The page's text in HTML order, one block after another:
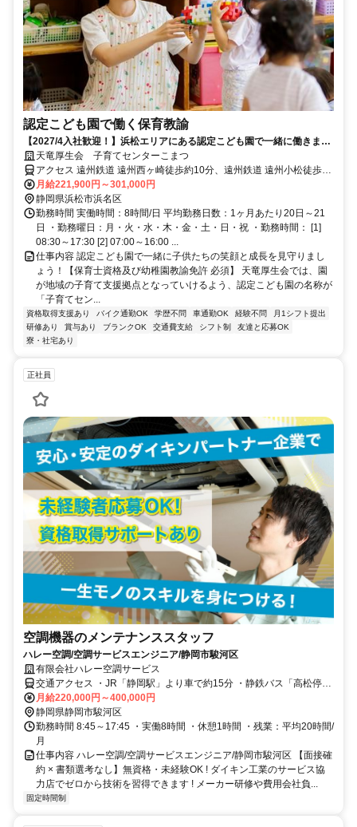
認定こども園で働く保育教諭
【2027/4入社歓迎！】浜松エリアにある認定こども園で一緒に働きませ
んか？働き方の相談OKです！
天竜厚生会 子育てセンターこまつ
アクセス 遠州鉄道 遠州西ヶ崎徒歩約10分、遠州鉄道 遠州小松徒歩約
10分、遠州鉄道 浜北徒歩約23分
月給221,900円～301,000円
静岡県浜松市浜名区
勤務時間 実働時間：8時間/日 平均勤務日数：1ヶ月あたり20日～21
日 ・勤務曜日：月・火・水・木・金・土・日・祝 ・勤務時間： [1]
08:30～17:30 [2] 07:00～16:00 ...
仕事内容 認定こども園で一緒に子供たちの笑顔と成長を見守りまし
ょう！【保育士資格及び幼稚園教諭免許 必須】 天竜厚生会では、園
が地域の子育て支援拠点となっていけるよう、認定こども園の名称が
「子育てセン...
資格取得支援あり バイク通勤OK 学歴不問 車通勤OK 経験不問
月1シフト提出
研修あり
賞与あり ブランクOK 交通費支給 シフト制
友達と応募OK
寮・社宅あり
正社員
空調機器のメンテナンススタッフ
ハレー空調/空調サービスエンジニア/静岡市駿河区
有限会社ハレー空調サービス
交通アクセス ・JR「静岡駅」より車で約15分 ・静鉄バス「高松停留
所」より徒歩約3分 ・車、バイク、自転車通勤OK ・転勤なし ・異動
なし
月給220,000円～400,000円
静岡県静岡市駿河区
勤務時間 8:45～17:45 ・実働8時間 ・休憩1時間 ・残業：平均20時間/
月
仕事内容 ハレー空調/空調サービスエンジニア/静岡市駿河区 【面接確
約 × 書類選考なし】無資格・未経験OK ! ダイキン工業のサービス協
力店でゼロから技術を習得できます ! メーカー研修や費用会社負...
固定時間制